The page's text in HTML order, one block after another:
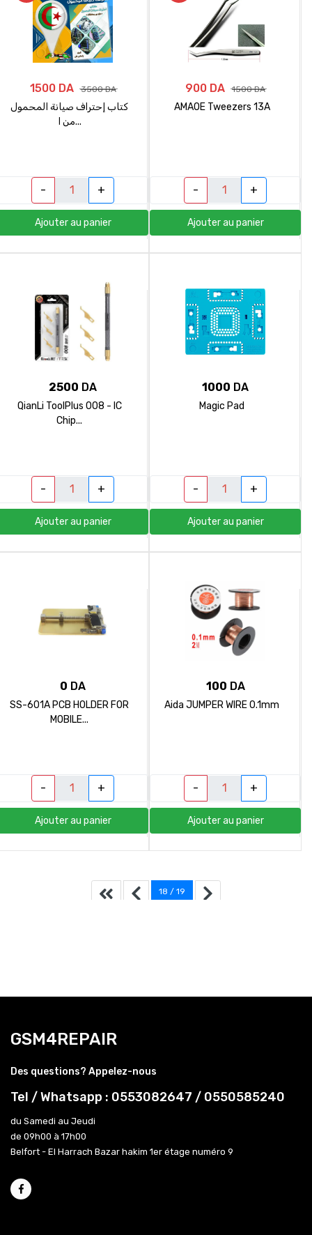
1500 DA 3500 DA
كتاب إحتراف صيانة المحمول
من ا...
- +
Ajouter au panier
900 DA 1500 DA
AMAOE Tweezers 13A
- +
Ajouter au panier
2500 DA
QianLi ToolPlus 008 - IC
Chip...
- +
Ajouter au panier
1000 DA
Magic Pad
- +
Ajouter au panier
0 DA
SS-601A PCB HOLDER FOR
MOBILE...
- +
Ajouter au panier
100 DA
Aida JUMPER WIRE 0.1mm
- +
Ajouter au panier
18 / 19
GSM4REPAIR
Des questions? Appelez-nous
Tel / Whatsapp : 0553082647 / 0550585240
du Samedi au Jeudi
de 09h00 à 17h00
Belfort - El Harrach Bazar hakim 1er étage numéro 9